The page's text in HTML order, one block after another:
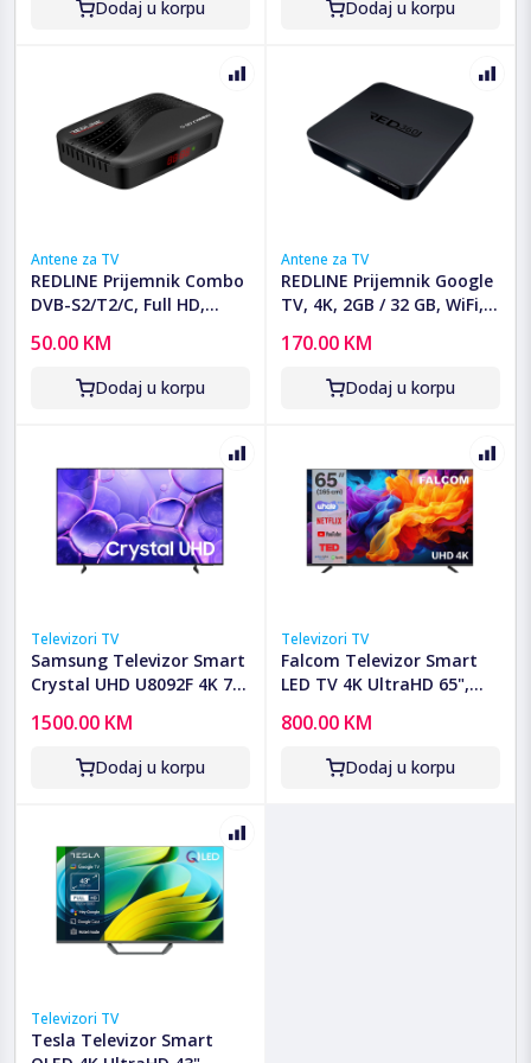
Dodaj u korpu Dodaj u korpu
Antene za TV
REDLINE Prijemnik Combo
DVB-S2/T2/C, Full HD,
50.00 KM
Dodaj u korpu
Antene za TV
REDLINE Prijemnik Google
TV, 4K, 2GB / 32 GB, WiFi,
X100 PRO+
170.00 KM
Dodaj u korpu
Televizori TV
Samsung Televizor Smart
Crystal UHD U8092F 4K 75"
1500.00 KM
Dodaj u korpu
Televizori TV
Falcom Televizor Smart
LED TV 4K UltraHD 65",
65LTF026SM WOS
800.00 KM
Dodaj u korpu
Televizori TV
Tesla Televizor Smart